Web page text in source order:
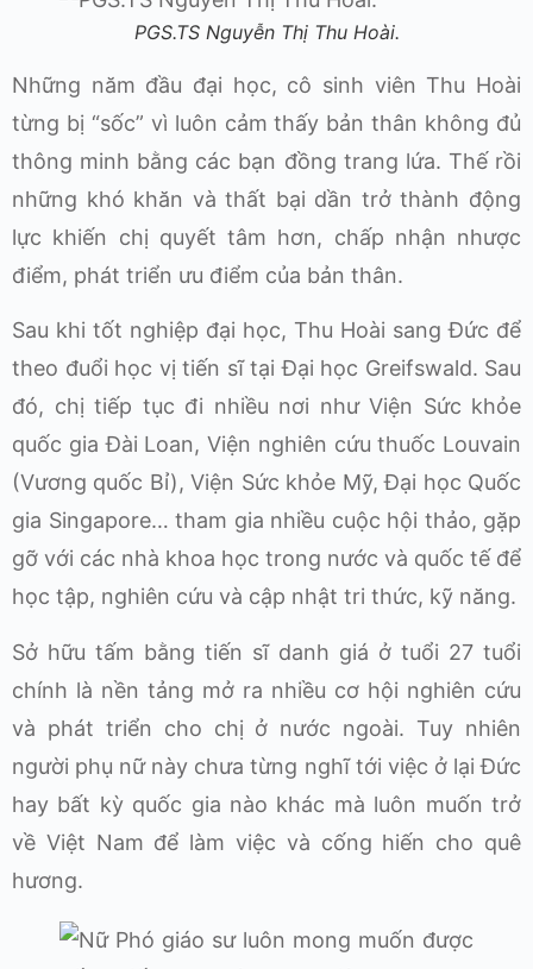
PGS.TS Nguyễn Thị Thu Hoài.
Những năm đầu đại học, cô sinh viên Thu Hoài
từng bị “sốc” vì luôn cảm thấy bản thân không đủ
thông minh bằng các bạn đồng trang lứa. Thế rồi
những khó khăn và thất bại dần trở thành động
lực khiến chị quyết tâm hơn, chấp nhận nhược
điểm, phát triển ưu điểm của bản thân.
Sau khi tốt nghiệp đại học, Thu Hoài sang Đức để
theo đuổi học vị tiến sĩ tại Đại học Greifswald. Sau
đó, chị tiếp tục đi nhiều nơi như Viện Sức khỏe
quốc gia Đài Loan, Viện nghiên cứu thuốc Louvain
(Vương quốc Bỉ), Viện Sức khỏe Mỹ, Đại học Quốc
gia Singapore… tham gia nhiều cuộc hội thảo, gặp
gỡ với các nhà khoa học trong nước và quốc tế để
học tập, nghiên cứu và cập nhật tri thức, kỹ năng.
Sở hữu tấm bằng tiến sĩ danh giá ở tuổi 27 tuổi
chính là nền tảng mở ra nhiều cơ hội nghiên cứu
và phát triển cho chị ở nước ngoài. Tuy nhiên
người phụ nữ này chưa từng nghĩ tới việc ở lại Đức
hay bất kỳ quốc gia nào khác mà luôn muốn trở
về Việt Nam để làm việc và cống hiến cho quê
hương.